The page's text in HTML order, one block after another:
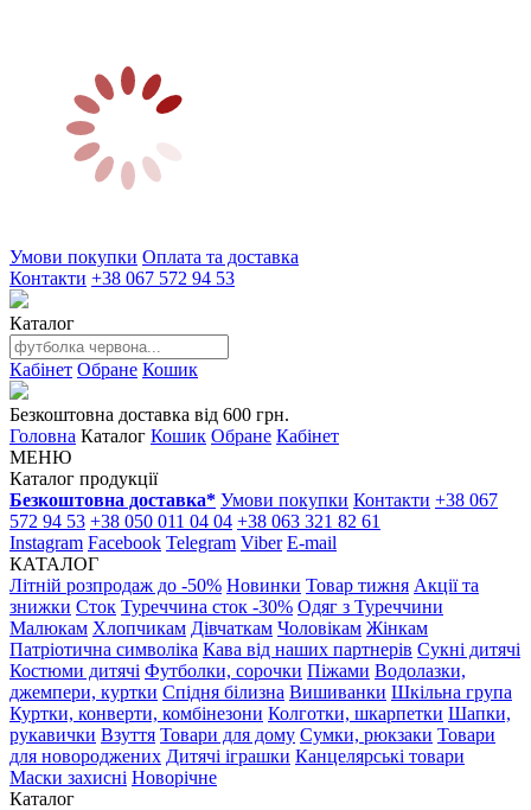
Умови покупки Оплата та доставка
Контакти +38 067 572 94 53
Каталог
Кабінет Обране Кошик
Безкоштовна доставка від 600 грн.
Головна Каталог Кошик Обране Кабінет
МЕНЮ
Каталог продукції
Безкоштовна доставка* Умови покупки Контакти +38 067
572 94 53 +38 050 011 04 04 +38 063 321 82 61
Instagram Facebook Telegram Viber E-mail
КАТАЛОГ
Літній розпродаж до -50% Новинки Товар тижня Акції та
знижки Сток Туреччина сток -30% Одяг з Туреччини
Малюкам Хлопчикам Дівчаткам Чоловікам Жінкам
Патріотична символіка Кава від наших партнерів Сукні дитячі
Костюми дитячі Футболки, сорочки Піжами Водолазки,
джемпери, куртки Спідня білизна Вишиванки Шкільна група
Куртки, конверти, комбінезони Колготки, шкарпетки Шапки,
рукавички Взуття Товари для дому Сумки, рюкзаки Товари
для новороджених Дитячі іграшки Канцелярські товари
Маски захисні Новорічне
Каталог